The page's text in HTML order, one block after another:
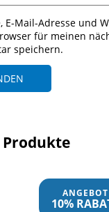
E-Mail-Adresse und
für meinen
speichern.
ANGEBOT
10%